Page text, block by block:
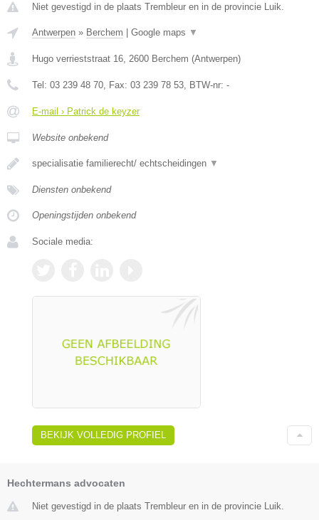
Niet gevestigd in de plaats Trembleur en in de provincie Luik.
Antwerpen » Berchem | Google maps ▼
Hugo verrieststraat 16 2600 Berchem (Antwerpen)
Tel: 03 239 48 70 , Fax: 03 239 78 53 , BTW-nr: -
E-mail › Patrick de keyzer
Website onbekend
specialisatie familierecht/ echtscheidingen ▼
Diensten onbekend
Openingstijden onbekend
Sociale media:
BEKIJK VOLLEDIG PROFIEL
Hechtermans advocaten
Niet gevestigd in de plaats Trembleur en in de provincie Luik.